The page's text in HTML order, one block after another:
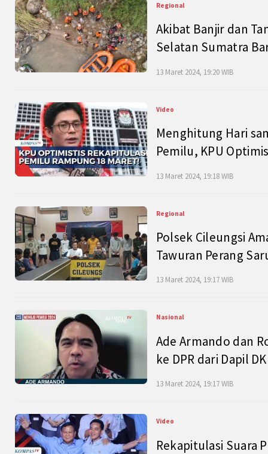
Regional
Akibat Banjir dan
Selatan Sumatra
13 Maret 2024, 19:20 WIB
Video
Menghitung Hari
Pemilu, KPU
13 Maret 2024, 19:18 WIB
Regional
Polsek Cileungsi
Tawuran Perang
13 Maret 2024, 19:17 WIB
Nasional
Ade Armando dan
ke DPR dari Dapil
13 Maret 2024, 19:17 WIB
Video
Rekapitulasi Suara